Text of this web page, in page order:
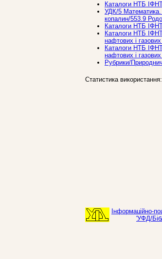
Каталоги НТБ
УДК/5 Математика.
копалин/553.9
Каталоги НТБ
Каталоги НТБ
нафтових і
Каталоги НТБ
нафтових і
Рубрики/
Статистика
Інформаційно-
'УФД/